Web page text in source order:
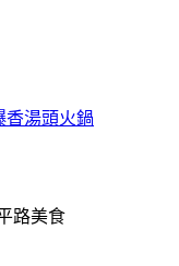
香湯頭火鍋
路美食